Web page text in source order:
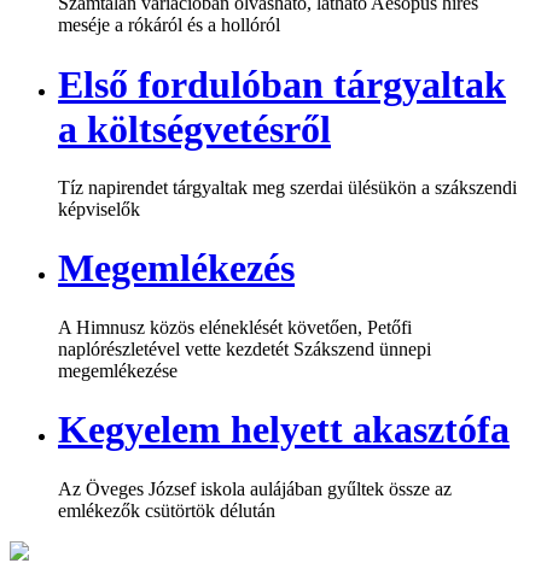
meséje a rókáról és a hollóról
Első fordulóban tárgyaltak
a költségvetésről
Tíz napirendet tárgyaltak meg szerdai ülésükön a szákszendi
képviselők
Megemlékezés
A Himnusz közös eléneklését követően, Petőfi
naplórészletével vette kezdetét Szákszend ünnepi
megemlékezése
Kegyelem helyett akasztófa
Az Öveges József iskola aulájában gyűltek össze az
emlékezők csütörtök délután